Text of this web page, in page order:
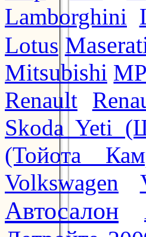
Lamborghini
Lotus
Mitsubishi
Renault
Skoda Yeti
(Тойота
Volkswagen
Автосалон